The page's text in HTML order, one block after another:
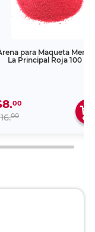
para Maqueta
La Principal Roja 100 gr
00
00